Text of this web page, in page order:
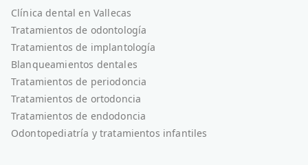
Clínica dental en Vallecas
Tratamientos de odontología
Tratamientos de implantología
Blanqueamientos dentales
Tratamientos de periodoncia
Tratamientos de ortodoncia
Tratamientos de endodoncia
Odontopediatría y tratamientos infantiles